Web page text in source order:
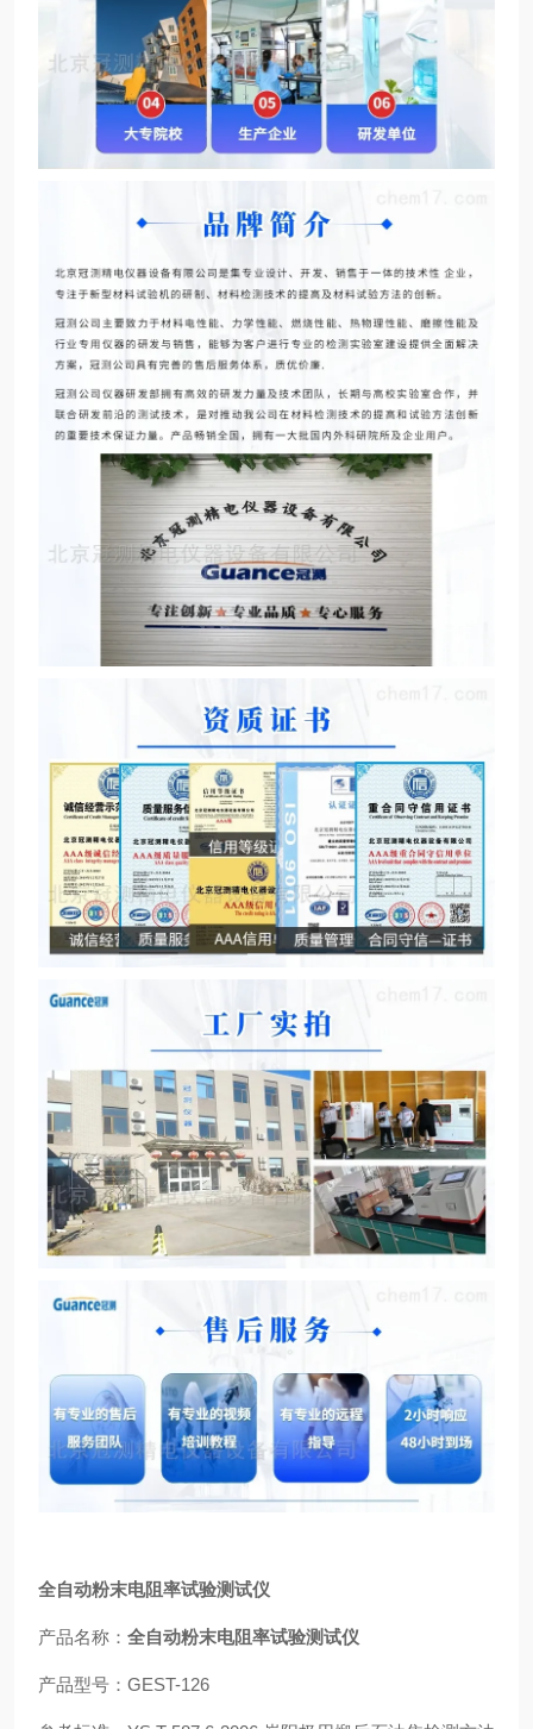
全自动粉末电阻率试验测试仪
产品名称： 全自动粉末电阻率试验测试仪
产品型号：GEST-126